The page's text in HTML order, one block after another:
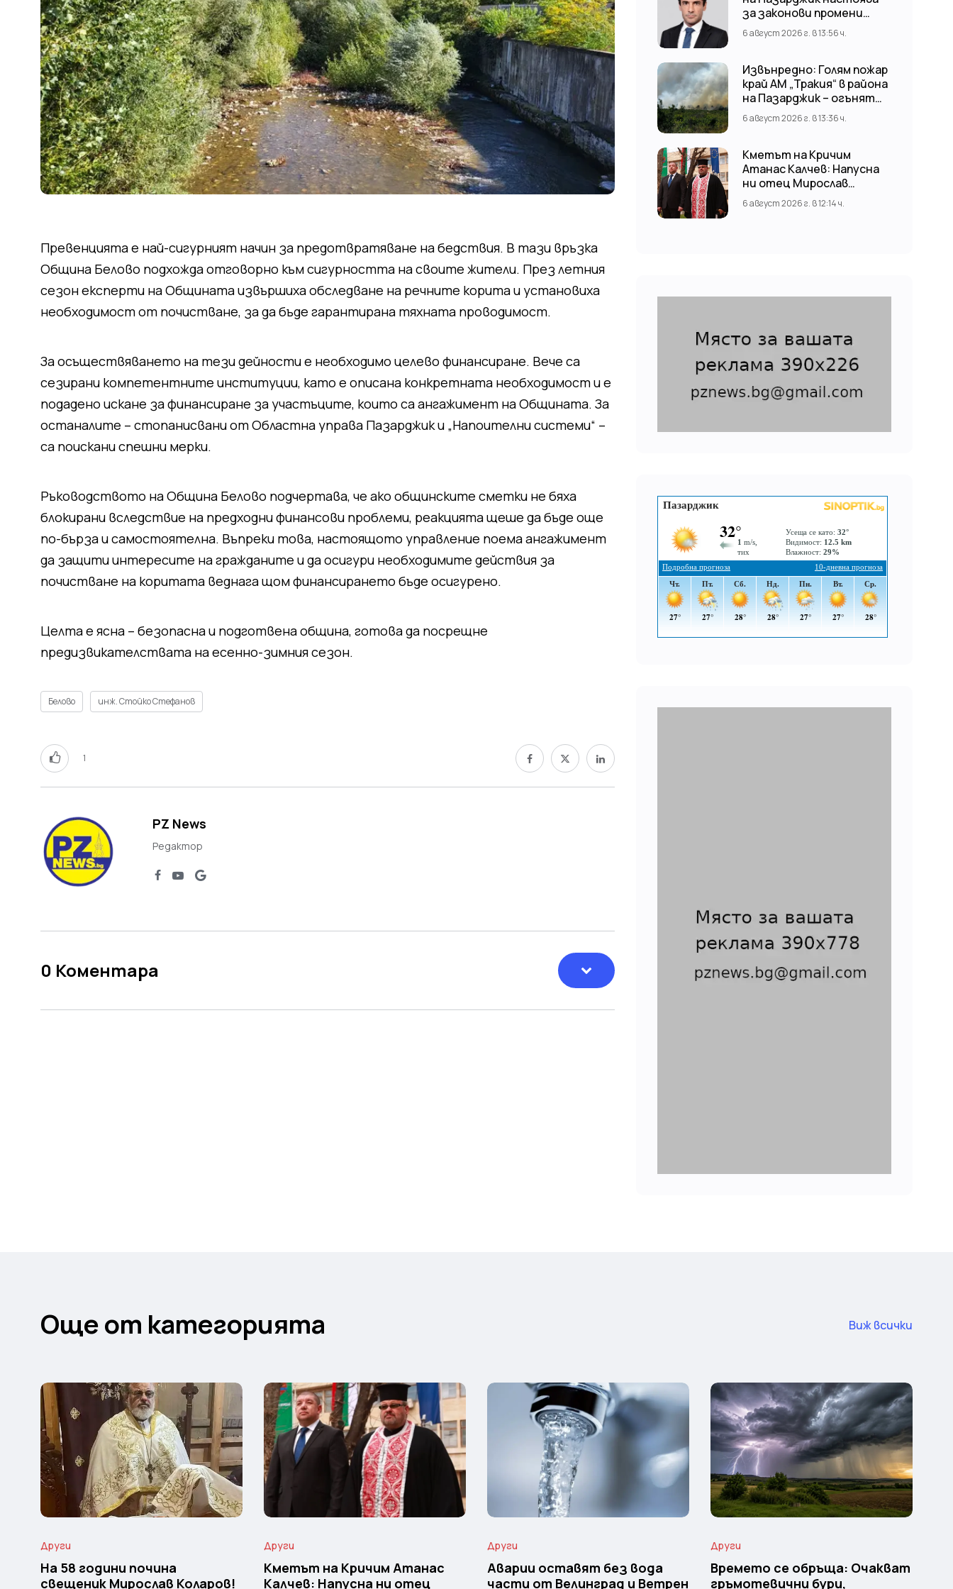
Превенцията е най-сигурният начин за предотвратяване на бедствия. В тази връзка
Община Белово подхожда отговорно към сигурността на своите жители. През летния
сезон експерти на Общината извършиха обследване на речните корита и установиха
необходимост от почистване, за да бъде гарантирана тяхната проводимост.
За осъществяването на тези дейности е необходимо целево финансиране. Вече са
сезирани компетентните институции, като е описана конкретната необходимост и е
подадено искане за финансиране за участъците, които са ангажимент на Общината. За
останалите – стопанисвани от Областна управа Пазарджик и „Напоителни системи“ –
са поискани спешни мерки.
Ръководството на Община Белово подчертава, че ако общинските сметки не бяха
блокирани вследствие на предходни финансови проблеми, реакцията щеше да бъде още
по-бърза и самостоятелна. Въпреки това, настоящото управление поема ангажимент
да защити интересите на гражданите и да осигури необходимите действия за
почистване на коритата веднага щом финансирането бъде осигурено.
Целта е ясна – безопасна и подготвена община, готова да посрещне
предизвикателствата на есенно-зимния сезон.
Белово инж. Стойко Стефанов
1
PZ News
Редактор
0 Коментара
за законови промени
срещу риска от
наводнения
6 август 2026 г. в 13:56 ч.
Извънредно: Голям пожар
край АМ „Тракия“ в района
на Пазарджик – огънят
обхвана и лозови масиви
6 август 2026 г. в 13:36 ч.
Кметът на Кричим
Атанас Калчев: Напусна
ни отец Мирослав
Коларов
6 август 2026 г. в 12:14 ч.
Още от категорията Виж всички
Други
На 58 години почина
свещеник Мирослав Коларов!
Други
Кметът на Кричим Атанас
Калчев: Напусна ни отец
Други
Аварии оставят без вода
части от Велинград и Ветрен
Други
Времето се обръща: Очакват
гръмотевични бури,